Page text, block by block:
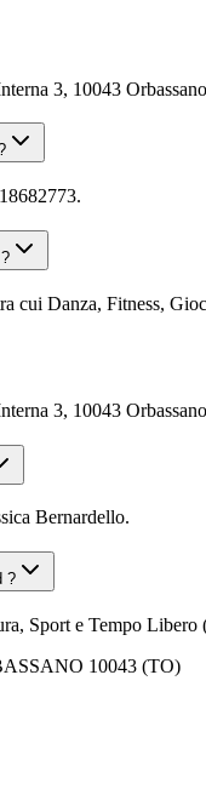
3, 10043
cui Danza, Fitness,
3, 10043
Bernardello.
?
Sport e Tempo Libero
10043 (TO)